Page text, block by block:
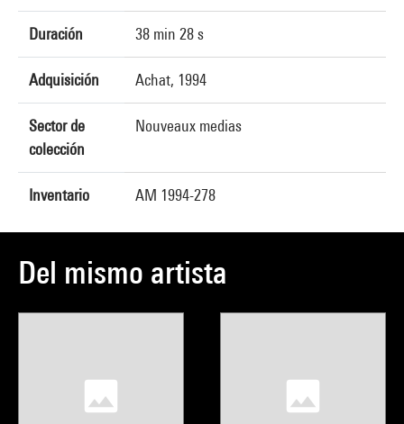
Duración 38 min 28 s
Adquisición Achat, 1994
Sector de
colección
Nouveaux medias
Inventario AM 1994-278
Del mismo artista